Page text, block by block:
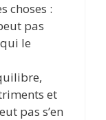
choses :
pas
le
et
pas s’en